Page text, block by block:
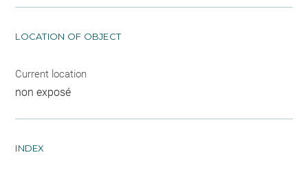
LOCATION OF OBJECT
Current location
non exposé
INDEX